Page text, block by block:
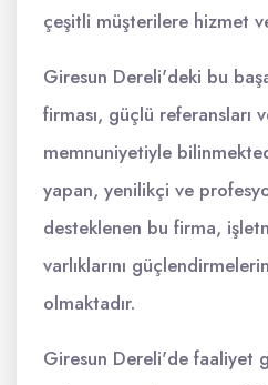
çeşitli müşterilere hizmet
Giresun Dereli'deki bu
firması, güçlü referansları
memnuniyetiyle
yapan, yenilikçi ve
desteklenen bu firma,
varlıklarını
olmaktadır.
Giresun Dereli'de faaliyet